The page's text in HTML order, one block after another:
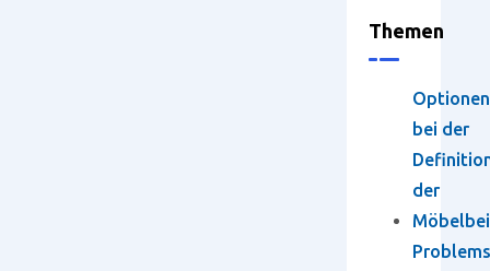
Themen
Optionen
bei der
der
Problems